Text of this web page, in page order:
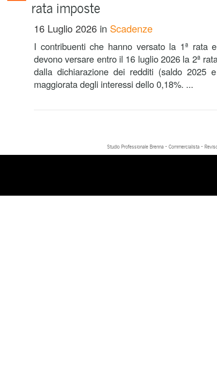
rata imposte
16 Luglio 2026 in Scadenze
I contribuenti che hanno versato la 1ª rata
devono versare entro il 16 luglio 2026 la 2ª
dalla dichiarazione dei redditi (saldo 2025
maggiorata degli interessi dello 0,18%. ...
Studio Professionale Brenna - Commercialista -